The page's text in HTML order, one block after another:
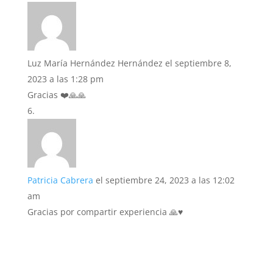
Luz María Hernández Hernández el septiembre 8,
2023 a las 1:28 pm
Gracias ❤️🙏🙏
Patricia Cabrera el septiembre 24, 2023 a las 12:02
am
Gracias por compartir experiencia 🙏♥️